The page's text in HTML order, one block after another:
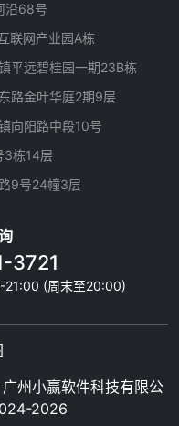
沿68号
联网产业园A栋
平远碧桂园一期23B栋
路金叶华庭2期9层
向阳路中段10号
3栋14层
9号24幢3层
3721
21:00 (周末至20:00)
广州小赢软件科技有限公
2026